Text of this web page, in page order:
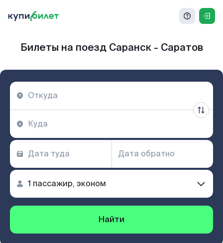
Билеты на поезд Саранск - Саратов
Найти